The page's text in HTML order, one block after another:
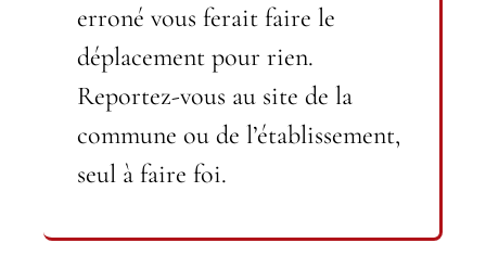
erroné vous ferait faire le
déplacement pour rien.
Reportez-vous au site de la
commune ou de l’établissement,
seul à faire foi.